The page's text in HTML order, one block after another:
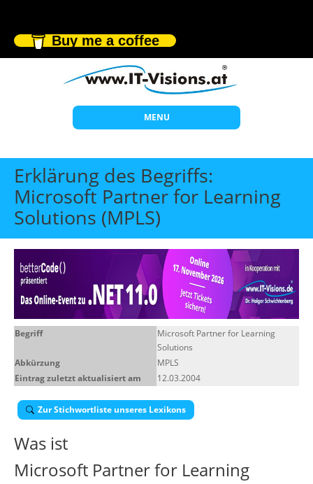
Buy me a coffee
MENU
Start
Themen
Beratung
Offene Seminare
Wissen
Über uns
Erklärung des Begriffs:
Microsoft Partner for Learning
Solutions (MPLS)
Begriff
Microsoft Partner for Learning
Solutions
Abkürzung
MPLS
Eintrag zuletzt aktualisiert am
12.03.2004
Zur Stichwortliste unseres Lexikons
Was ist
Microsoft Partner for Learning